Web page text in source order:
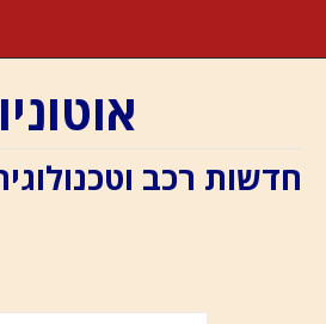
חדשות רכב